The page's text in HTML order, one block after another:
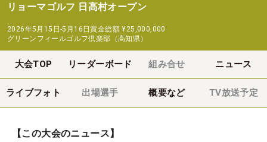
リョーマゴルフ 日高村オープン
2026年5月15日-5月16日賞金総額 ¥25,000,000
グリーンフィールゴルフ倶楽部（高知県）
大会TOP リーダーボード 組み合せ ニュース
ライブフォト 出場選手 概要など TV放送予定
【この大会のニュース】